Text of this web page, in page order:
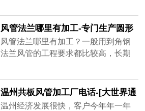
技术不......
厂家也跟着变多，但是质量可能比不
了品牌厂家，大世界通风作为行业内
品牌厂家，精益求精的品质顺应客户
对螺旋风管质量上的要求。
风管法兰哪里有加工-专门生产圆形
矩形风管法兰[大世界通风]
风管法兰哪里有加工？一般用到角钢
法兰风管的工程要求都比较高，长期
大的作用。
温州共板风管加工厂电话-[大世界通
风]
温州经济发展很快，客户今年年一年